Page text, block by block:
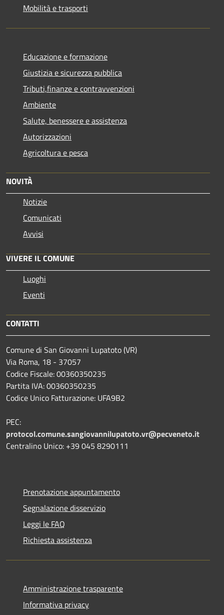
Mobilità e trasporti
Educazione e formazione
Giustizia e sicurezza pubblica
Tributi,finanze e contravvenzioni
Ambiente
Salute, benessere e assistenza
Autorizzazioni
Agricoltura e pesca
NOVITÀ
Notizie
Comunicati
Avvisi
VIVERE IL COMUNE
Luoghi
Eventi
CONTATTI
Comune di San Giovanni Lupatoto (VR)
Via Roma, 18 - 37057
Codice Fiscale: 00360350235
Partita IVA: 00360350235
Codice Unico Fatturazione: UFA9B2
PEC:
protocol.comune.sangiovannilupatoto.vr@pecveneto.it
Centralino Unico: +39 045 8290111
Prenotazione appuntamento
Segnalazione disservizio
Leggi le FAQ
Richiesta assistenza
Amministrazione trasparente
Informativa privacy